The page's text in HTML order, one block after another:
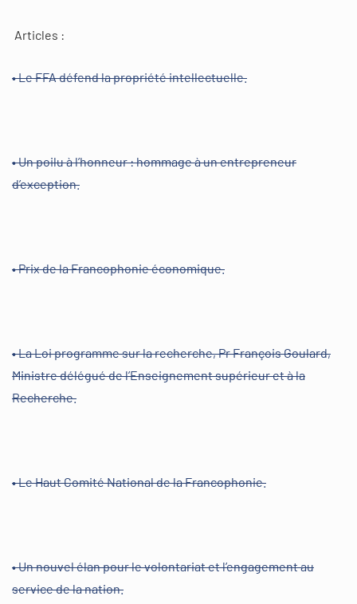
Articles :
• Le FFA défend la propriété intellectuelle.
• Un poilu à l’honneur : hommage à un entrepreneur
d’exception.
• Prix de la Francophonie économique.
• La Loi programme sur la recherche, Pr François Goulard,
Ministre délégué de l’Enseignement supérieur et à la
Recherche.
• Le Haut Comité National de la Francophonie.
• Un nouvel élan pour le volontariat et l’engagement au
service de la nation.